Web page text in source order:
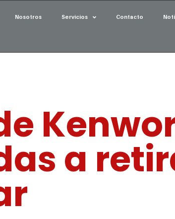
Nosotros Servicios Contacto
a